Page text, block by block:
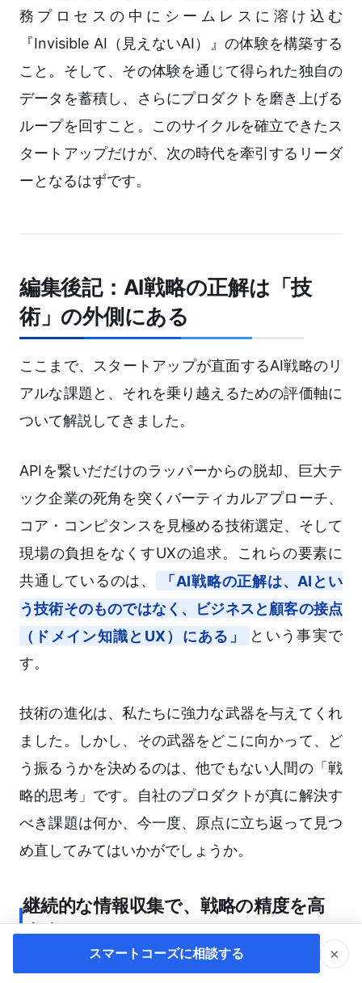
務プロセスの中にシームレスに溶け込む
『Invisible AI（見えないAI）』の体験を構築する
こと。そして、その体験を通じて得られた独自の
データを蓄積し、さらにプロダクトを磨き上げる
ループを回すこと。このサイクルを確立できたス
タートアップだけが、次の時代を牽引するリーダ
ーとなるはずです。
編集後記：AI戦略の正解は「技
術」の外側にある
ここまで、スタートアップが直面するAI戦略のリ
アルな課題と、それを乗り越えるための評価軸に
ついて解説してきました。
APIを繋いだだけのラッパーからの脱却、巨大テ
ック企業の死角を突くバーティカルアプローチ、
コア・コンピタンスを見極める技術選定、そして
現場の負担をなくすUXの追求。これらの要素に
共通しているのは、
「AI戦略の正解は、AIとい
う技術そのものではなく、ビジネスと顧客の接点
（ドメイン知識とUX）にある」
という事実で
す。
技術の進化は、私たちに強力な武器を与えてくれ
ました。しかし、その武器をどこに向かって、ど
う振るうかを決めるのは、他でもない人間の「戦
略的思考」です。自社のプロダクトが真に解決す
べき課題は何か、今一度、原点に立ち返って見つ
め直してみてはいかがでしょうか。
継続的な情報収集で、戦略の精度を高
める
AI領域の進化スピードは凄まじく、数ヶ月前の常
スマートコーズに相談する ×